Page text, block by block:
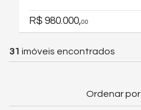
R$ 980.000,00
31 imóveis encontrados
Ordenar por